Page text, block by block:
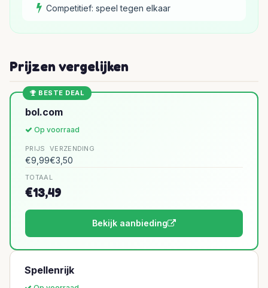
Competitief: speel tegen elkaar
Prijzen vergelijken
BESTE DEAL
bol.com
Op voorraad
PRIJS
€9,99
VERZENDING
€3,50
TOTAAL
€13,49
Bekijk aanbieding
Spellenrijk